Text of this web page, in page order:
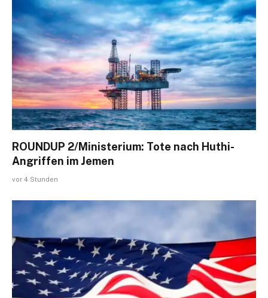
ROUNDUP 2/Ministerium: Tote nach Huthi-
Angriffen im Jemen
vor 4 Stunden